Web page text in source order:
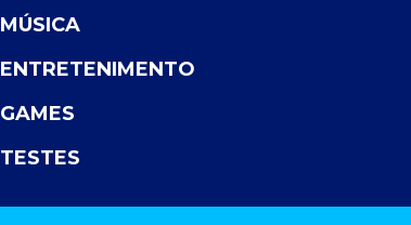
MÚSICA
ENTRETENIMENTO
GAMES
TESTES